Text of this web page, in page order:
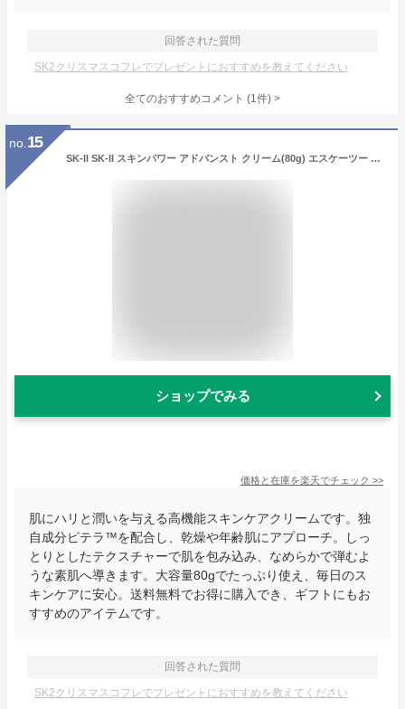
回答された質問
SK2クリスマスコフレでプレゼントにおすすめを教えてください
全てのおすすめコメント (1件) >
no. 15
SK-II SK-II スキンパワー アドバンスト クリーム(80g) エスケーツー スキンケア 乳液【送料無料】
ショップでみる
価格と在庫を楽天でチェック >>
肌にハリと潤いを与える高機能スキンケアクリームです。独
自成分ピテラ™を配合し、乾燥や年齢肌にアプローチ。しっ
とりとしたテクスチャーで肌を包み込み、なめらかで弾むよ
うな素肌へ導きます。大容量80gでたっぷり使え、毎日のス
キンケアに安心。送料無料でお得に購入でき、ギフトにもお
すすめのアイテムです。
回答された質問
SK2クリスマスコフレでプレゼントにおすすめを教えてください